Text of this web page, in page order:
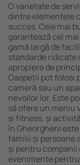
O varietate de
dintre elementele
succes. Cele mai
garantează cel
gamă largă de
standarde ridicate
apropiere de
Oaspeții pot folosi
cameră sau un
nevoilor lor. Este
să ofere un meniu
și fitness, și
în Gheorgheni
familii și persoane
și pentru companii
evenimente